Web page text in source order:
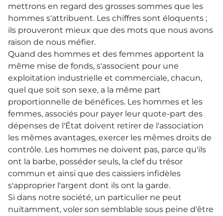
mettrons en regard des grosses sommes que les
hommes s'attribuent. Les chiffres sont éloquents ;
ils prouveront mieux que des mots que nous avons
raison de nous méfier.
Quand des hommes et des femmes apportent la
même mise de fonds, s'associent pour une
exploitation industrielle et commerciale, chacun,
quel que soit son sexe, a la même part
proportionnelle de bénéfices. Les hommes et les
femmes, associés pour payer leur quote-part des
dépenses de l'État doivent retirer de l'association
les mêmes avantages, exercer les mêmes droits de
contrôle. Les hommes ne doivent pas, parce qu'ils
ont la barbe, posséder seuls, la clef du trésor
commun et ainsi que des caissiers infidèles
s'approprier l'argent dont ils ont la garde.
Si dans notre société, un particulier ne peut
nuitamment, voler son semblable sous peine d'être